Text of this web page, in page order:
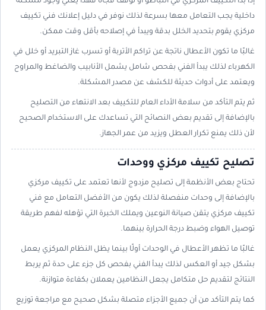
داخلية يجب التعامل معها بسرعة لذلك نوفر في دليل إعلانك فني تكييف
مركزي يقوم بتحديد الخلل بدقة ويبدأ في إصلاحه بأقل وقت ممكن.
غالبًا ما تكون الأعطال ناتجة عن تراكم الأتربة أو تسرب غاز التبريد أو خلل في
الكهرباء لذلك يبدأ الفني بفحص شامل يشمل الأنابيب والضاغط والمراوح
ويعتمد على أدوات حديثة للكشف عن مصدر المشكلة.
ثم يتم التأكد من سلامة الأداء العام للتكييف بعد الانتهاء من التصليح
بالإضافة إلى تقديم بعض النصائح التي تساعدك على الاستخدام الصحيح
لأن ذلك يمنع تكرار العطل ويزيد من عمر الجهاز.
تصليح تكييف مركزي ووحدات
تحتاج بعض الأنظمة إلى تصليح مزدوج لأنها تعتمد على تكييف مركزي
بالإضافة إلى وحدات منفصلة لذلك يكون من الأفضل التعامل مع فني
تكييف مركزي يتقن صيانة النوعين ويملك الخبرة التي تؤهله لفهم طريقة
توصيل الهواء وضبط درجة الحرارة بينهما.
غالبًا ما تظهر الأعطال في الوحدات أولًا بينما يظل النظام المركزي يعمل
بشكل جيد أو العكس لذلك يبدأ الفني بفحص كل جزء على حدة ثم يربط
النتائج لتقديم حل متكامل يجعل النظامين يعملان بكفاءة متوازنة.
كما يتم التأكد من أن جميع الأجزاء متصلة بشكل صحيح مع مراجعة توزيع